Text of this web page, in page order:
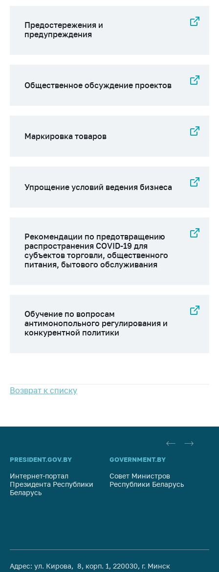
работы
Приемная
Пресс-служба
Важное на сайте
Ценообразование
медицинскую
технику
Решение Комиссии
антимонопольного
законодательства
проектов
предотвращению
распространения
COVID-19 для
вопросам
Предостережения и
предупреждения
Общественное обсуждение проектов
Маркировка товаров
Упрощение условий ведения бизнеса
Рекомендации по предотвращению
распространения COVID-19 для
субъектов торговли, общественного
питания, бытового обслуживания
Обучение по вопросам
антимонопольного регулирования и
конкурентной политики
Возврат к списку
PRESIDENT.GOV.BY
Интернет-портал
Президента Республики
Беларусь
GOVERNMENT.BY
Совет Министров
Республики Беларусь
Адрес: ул. Кирова, 8, корп. 1, 220030, г. Минск